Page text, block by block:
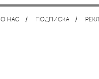
О НАС ПОДПИСКА